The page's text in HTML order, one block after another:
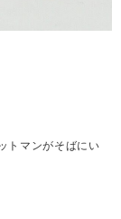
トマンがそばにい